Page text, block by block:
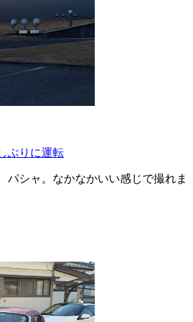
ぶりに運転
パシャ。なかなかいい感じで撮れま